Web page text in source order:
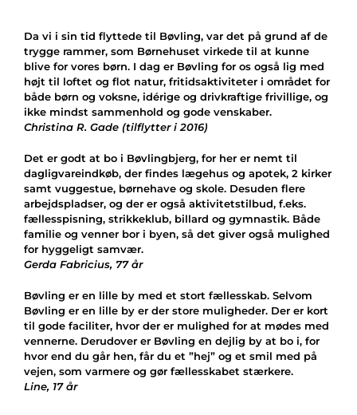
Da vi i sin tid flyttede til Bøvling, var det på grund af de
trygge rammer, som Børnehuset virkede til at kunne
blive for vores børn. I dag er Bøvling for os også lig med
højt til loftet og flot natur, fritidsaktiviteter i området for
både børn og voksne, idérige og drivkraftige frivillige, og
ikke mindst sammenhold og gode venskaber.
Christina R. Gade (tilflytter i 2016)
Det er godt at bo i Bøvlingbjerg, for her er nemt til
dagligvareindkøb, der findes lægehus og apotek, 2 kirker
samt vuggestue, børnehave og skole. Desuden flere
arbejdspladser, og der er også aktivitetstilbud, f.eks.
fællesspisning, strikkeklub, billard og gymnastik. Både
familie og venner bor i byen, så det giver også mulighed
for hyggeligt samvær.
Gerda Fabricius, 77 år
Bøvling er en lille by med et stort fællesskab. Selvom
Bøvling er en lille by er der store muligheder. Der er kort
til gode faciliter, hvor der er mulighed for at mødes med
vennerne. Derudover er Bøvling en dejlig by at bo i, for
hvor end du går hen, får du et ”hej” og et smil med på
vejen, som varmere og gør fællesskabet stærkere.
Line, 17 år